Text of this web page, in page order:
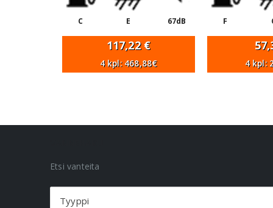
C E 67dB
117,22 €
4 kpl: 468,88€
F
4 kpl:
Etsi vanteita
Tyyppi